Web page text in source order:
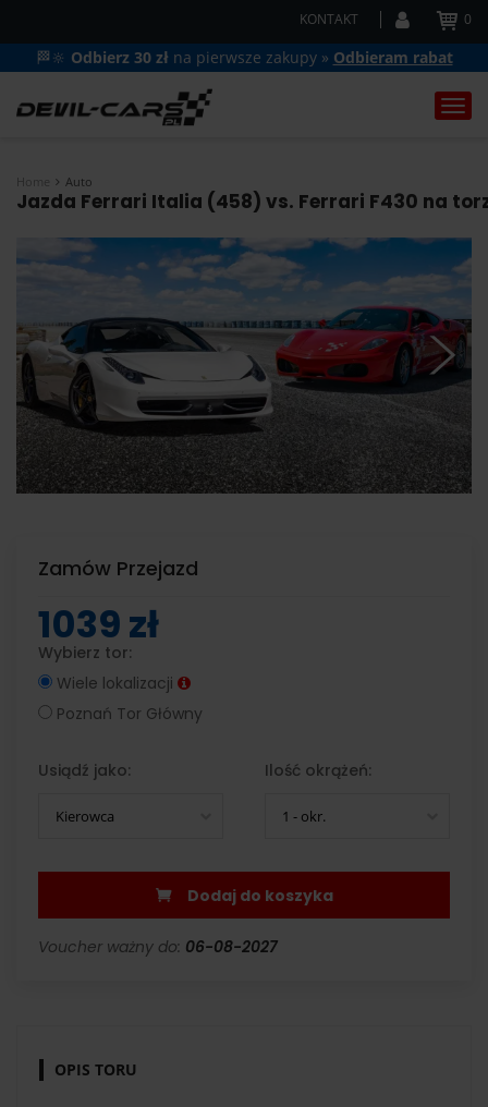
KONTAKT 0
🏁🔆 Odbierz 30 zł na pierwsze zakupy » Odbieram rabat
Home Auto
Jazda Ferrari Italia (458) vs. Ferrari F430 na
Zamów Przejazd
1039 zł
Wybierz tor:
Wiele lokalizacji
Poznań Tor Główny
Usiądź jako:
Kierowca
Ilość okrążeń:
1 - okr.
Dodaj do koszyka
Voucher ważny do: 06-08-2027
OPIS TORU